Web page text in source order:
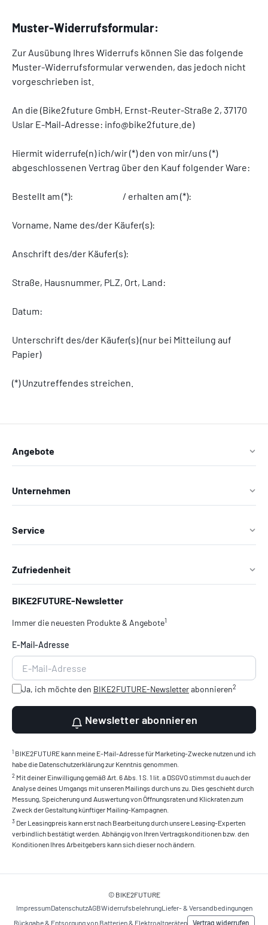
Muster-Widerrufsformular:
Zur Ausübung Ihres Widerrufs können Sie das folgende
Muster-Widerrufsformular verwenden, das jedoch nicht
vorgeschrieben ist.
An die (Bike2future GmbH, Ernst-Reuter-Straße 2, 37170
Uslar E-Mail-Adresse: info@bike2future.de)
Hiermit widerrufe(n) ich/wir (*) den von mir/uns (*)
abgeschlossenen Vertrag über den Kauf folgender Ware:
Bestellt am (*): / erhalten am (*):
Vorname, Name des/der Käufer(s):
Anschrift des/der Käufer(s):
Straße, Hausnummer, PLZ, Ort, Land:
Datum:
Unterschrift des/der Käufer(s) (nur bei Mitteilung auf
Papier)
(*) Unzutreffendes streichen.
Angebote
Unternehmen
Service
Zufriedenheit
BIKE2FUTURE-Newsletter
Immer die neuesten Produkte & Angebote1
E-Mail-Adresse
Ja, ich möchte den BIKE2FUTURE-Newsletterabonnieren2
Newsletter abonnieren
1 BIKE2FUTURE kann meine E-Mail-Adresse für Marketing-Zwecke nutzen und ich
habe die Datenschutzerklärung zur Kenntnis genommen.
2 Mit deiner Einwilligung gemäß Art. 6 Abs. 1 S. 1 lit. a DSGVO stimmst du auch der
Analyse deines Umgangs mit unseren Mailings durch uns zu. Dies geschieht durch
Messung, Speicherung und Auswertung von Öffnungsraten und Klickraten zum
Zweck der Gestaltung künftiger Mailing-Kampagnen.
3 Der Leasingpreis kann erst nach Bearbeitung durch unsere Leasing-Experten
verbindlich bestätigt werden. Abhängig von Ihren Vertragskonditionen bzw. den
Konditionen Ihres Arbeitgebers kann sich dieser noch ändern.
© BIKE2FUTURE
ImpressumDatenschutzAGBWiderrufsbelehrungLiefer- & Versandbedingungen
Rückgabe & Entsorgung von Batterien & Elektroaltgeräten
Vertrag widerrufen